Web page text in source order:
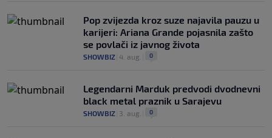
Pop zvijezda kroz suze najavila pauzu u
karijeri: Ariana Grande pojasnila zašto
se povlači iz javnog života
SHOWBIZ 4. aug. 0
Legendarni Marduk predvodi dvodnevni
black metal praznik u Sarajevu
SHOWBIZ 3. aug. 0